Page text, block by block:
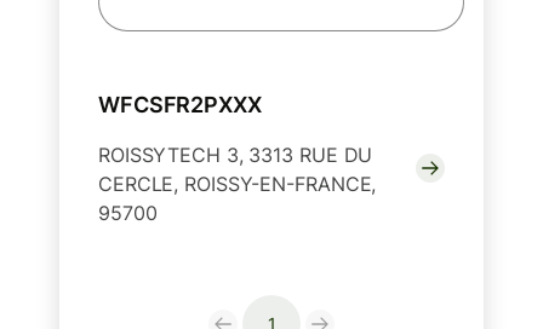
WFCSFR2PXXX
ROISSYTECH 3, 3313 RUE DU
CERCLE, ROISSY-EN-FRANCE,
95700
1